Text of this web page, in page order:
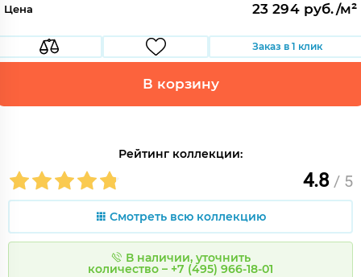
Цена 23 294 руб./м²
Заказ в 1 клик
В корзину
Рейтинг коллекции:
4.8 / 5
Смотреть всю коллекцию
В наличии, уточнить
количество – +7 (495) 966-18-01